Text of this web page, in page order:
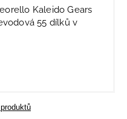
Kaleido Gears
55 dílků v